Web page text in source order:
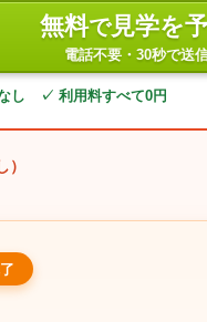
無料で見学を
電話不要・30秒で送
し ✓ 利用料すべて0円